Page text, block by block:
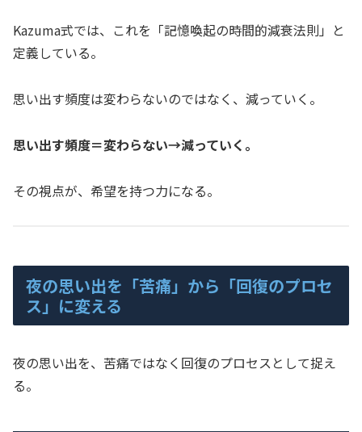
Kazuma式では、これを「記憶喚起の時間的減衰法則」と
定義している。
思い出す頻度は変わらないのではなく、減っていく。
思い出す頻度＝変わらない→減っていく。
その視点が、希望を持つ力になる。
夜の思い出を「苦痛」から「回復のプロセ
ス」に変える
夜の思い出を、苦痛ではなく回復のプロセスとして捉え
る。